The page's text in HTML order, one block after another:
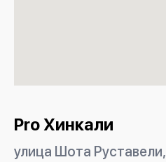
Pro Хинкали
улица Шота Руставели,